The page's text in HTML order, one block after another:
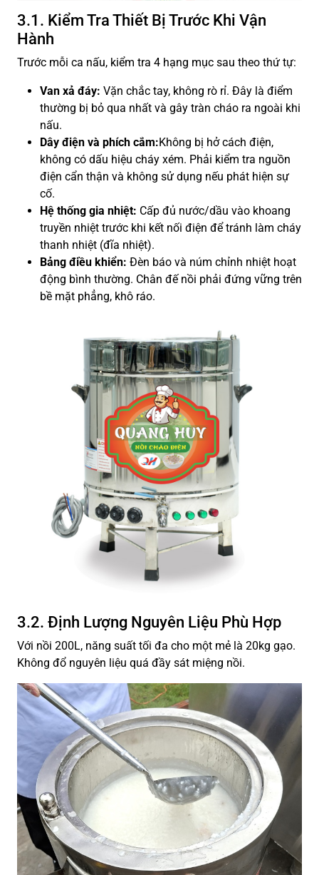
3.1. Kiểm Tra Thiết Bị Trước Khi Vận
Hành
Trước mỗi ca nấu, kiểm tra 4 hạng mục sau theo thứ tự:
Van xả đáy: Vặn chắc tay, không rò rỉ. Đây là điểm
thường bị bỏ qua nhất và gây tràn cháo ra ngoài khi
nấu.
Dây điện và phích cắm:Không bị hở cách điện,
không có dấu hiệu cháy xém. Phải kiểm tra nguồn
điện cẩn thận và không sử dụng nếu phát hiện sự
cố.
Hệ thống gia nhiệt: Cấp đủ nước/dầu vào khoang
truyền nhiệt trước khi kết nối điện để tránh làm cháy
thanh nhiệt (đĩa nhiệt).
Bảng điều khiển: Đèn báo và núm chỉnh nhiệt hoạt
động bình thường. Chân đế nồi phải đứng vững trên
bề mặt phẳng, khô ráo.
3.2. Định Lượng Nguyên Liệu Phù Hợp
Với nồi 200L, năng suất tối đa cho một mẻ là 20kg gạo.
Không đổ nguyên liệu quá đầy sát miệng nồi.